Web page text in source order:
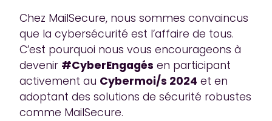
Chez MailSecure, nous sommes convaincus
que la cybersécurité est l’affaire de tous.
C’est pourquoi nous vous encourageons à
devenir #CyberEngagés en participant
activement au Cybermoi/s 2024 et en
adoptant des solutions de sécurité robustes
comme MailSecure.